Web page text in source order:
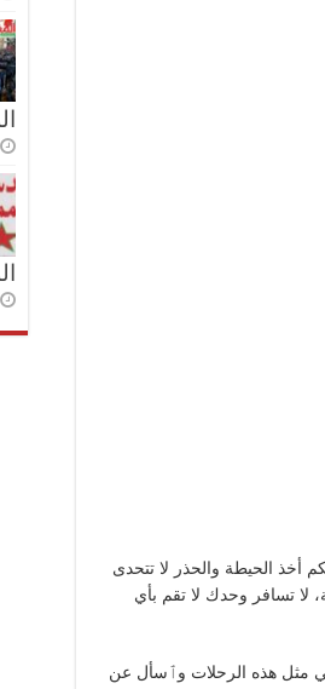
أخذ الحيطة والحذر لا تتحدى
لا تسافر وحدك لا تقم بأي
مثل هذه الرحلات وٱسأل عن